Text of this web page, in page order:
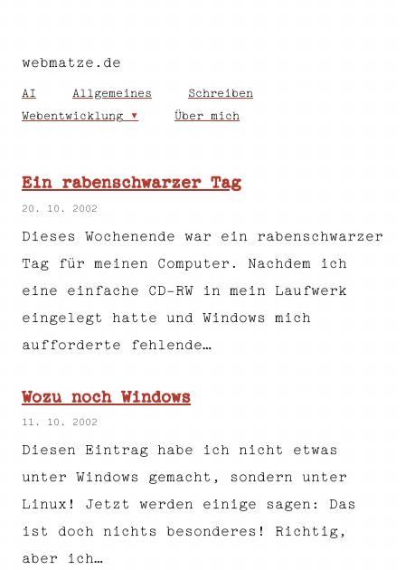
webmatze.de
AI Allgemeines Schreiben
Webentwicklung Über mich
Ein rabenschwarzer Tag
20. 10. 2002
Dieses Wochenende war ein rabenschwarzer
Tag für meinen Computer. Nachdem ich
eine einfache CD-RW in mein Laufwerk
eingelegt hatte und Windows mich
aufforderte fehlende…
Wozu noch Windows
11. 10. 2002
Diesen Eintrag habe ich nicht etwas
unter Windows gemacht, sondern unter
Linux! Jetzt werden einige sagen: Das
ist doch nichts besonderes! Richtig,
aber ich…